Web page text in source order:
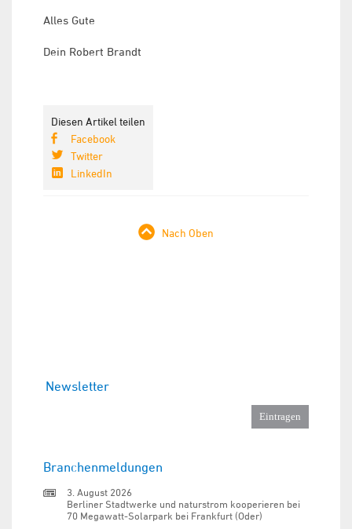
Alles Gute
Dein Robert Brandt
Diesen Artikel teilen
Facebook
Twitter
LinkedIn
Nach Oben
Newsletter
Branchenmeldungen
3. August 2026
Berliner Stadtwerke und naturstrom kooperieren bei
70 Megawatt-Solarpark bei Frankfurt (Oder)